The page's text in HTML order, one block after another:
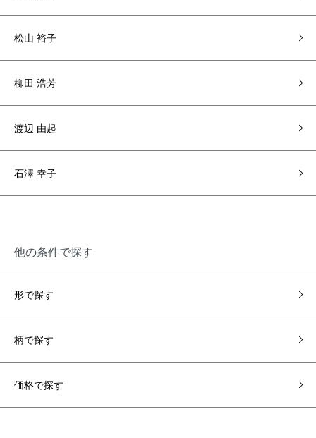
松山 裕子
柳田 浩芳
渡辺 由起
石澤 幸子
他の条件で探す
形で探す
柄で探す
価格で探す